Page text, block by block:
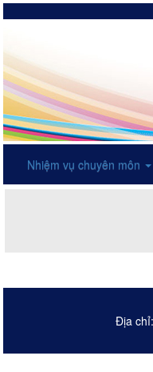
Nhiệm vụ chuyên môn
Địa